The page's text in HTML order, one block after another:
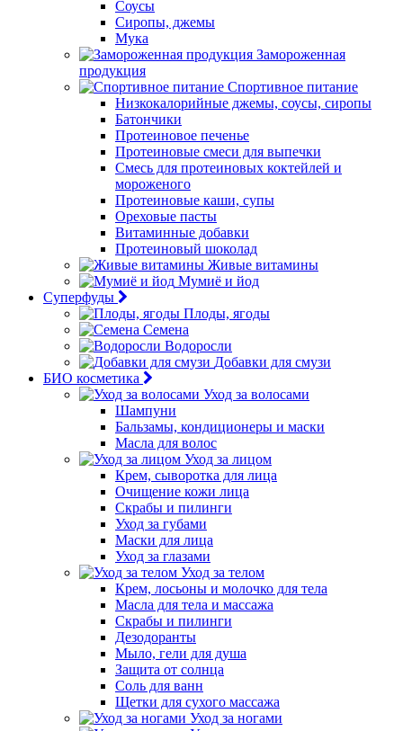
Соусы
Сиропы, джемы
Мука
Замороженная
продукция
Спортивное питание
Низкокалорийные джемы, соусы, сиропы
Батончики
Протеиновое печенье
Протеиновые смеси для выпечки
Смесь для протеиновых коктейлей и
мороженого
Протеиновые каши, супы
Ореховые пасты
Витаминные добавки
Протеиновый шоколад
Живые витамины
Мумиё и йод
Суперфуды
Плоды, ягоды
Семена
Водоросли
Добавки для смузи
БИО косметика
Уход за волосами
Шампуни
Бальзамы, кондиционеры и маски
Масла для волос
Уход за лицом
Крем, сыворотка для лица
Очищение кожи лица
Скрабы и пилинги
Уход за губами
Маски для лица
Уход за глазами
Уход за телом
Крем, лосьоны и молочко для тела
Масла для тела и массажа
Скрабы и пилинги
Дезодоранты
Мыло, гели для душа
Защита от солнца
Соль для ванн
Щетки для сухого массажа
Уход за ногами